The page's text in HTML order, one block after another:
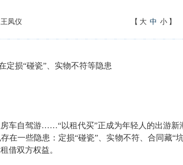
凤仪 【 大 中 小 】
定损“碰瓷”、实物不符等隐患
自驾游……“以租代买”正成为年轻人的出游新
在一些隐患：定损“碰瓷”、实物不符、合同藏“
借双方权益。